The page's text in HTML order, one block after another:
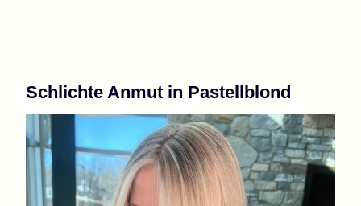
Schlichte Anmut in Pastellblond